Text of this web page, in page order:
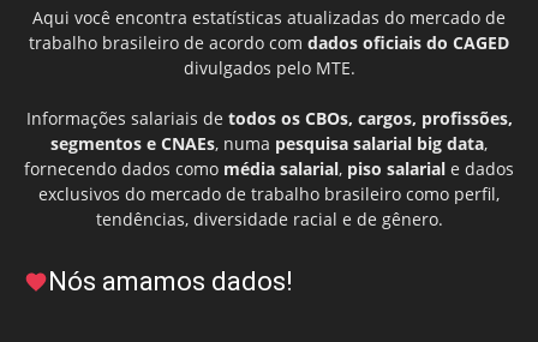
Aqui você encontra estatísticas atualizadas do mercado de
trabalho brasileiro de acordo com dados oficiais do CAGED
divulgados pelo MTE.
Informações salariais de todos os CBOs, cargos, profissões,
segmentos e CNAEs, numa pesquisa salarial big data,
fornecendo dados como média salarial, piso salarial e dados
exclusivos do mercado de trabalho brasileiro como perfil,
tendências, diversidade racial e de gênero.
Nós amamos dados!